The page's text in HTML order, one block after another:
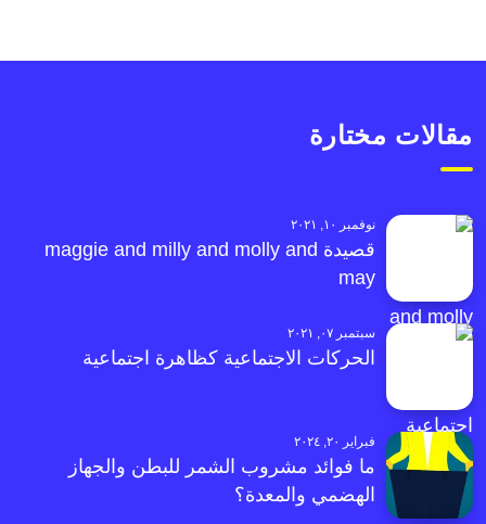
مقالات مختارة
نوفمبر ١٠, ٢٠٢١
قصيدة maggie and milly and molly and
may
سبتمبر ٠٧, ٢٠٢١
الحركات الاجتماعية كظاهرة اجتماعية
فبراير ٢٠, ٢٠٢٤
ما فوائد مشروب الشمر للبطن والجهاز
الهضمي والمعدة؟